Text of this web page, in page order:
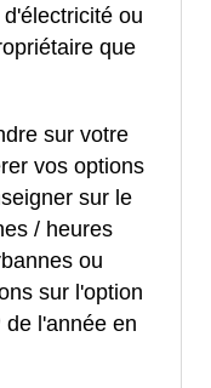
ou
que
sur votre
vos options
sur le
/ heures
ou
sur l'option
l'année en